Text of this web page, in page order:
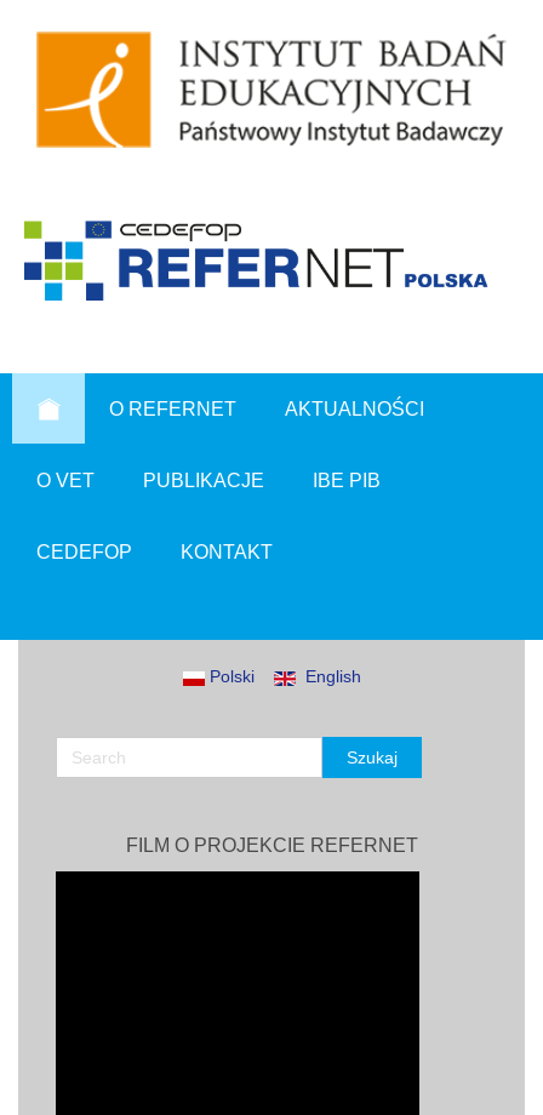
O REFERNET AKTUALNOŚCI
O VET PUBLIKACJE IBE PIB
CEDEFOP KONTAKT
Polski English
FILM O PROJEKCIE REFERNET